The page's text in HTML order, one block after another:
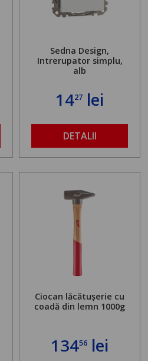
Sedna Design,
Intrerupator simplu,
alb
1427 lei
DETALII
Ciocan lăcătușerie cu
coadă din lemn 1000g
13456 lei